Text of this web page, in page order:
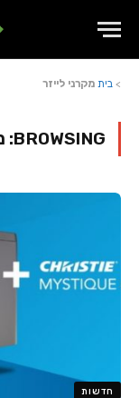
> בית מקרני לייזר
BROWSING:
חדשות